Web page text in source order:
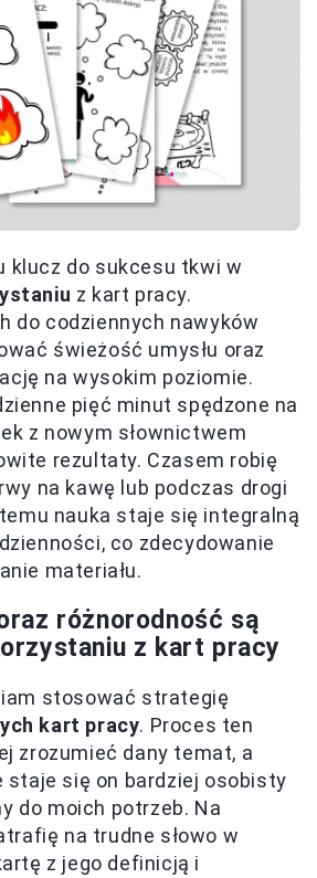
klucz do sukcesu tkwi w
z kart pracy.
do codziennych nawyków
świeżość umysłu oraz
na wysokim poziomie.
pięć minut spędzone na
z nowym słownictwem
rezultaty. Czasem robię
na kawę lub podczas drogi
temu nauka staje się integralną
co zdecydowanie
materiału.
różnorodność są
z kart pracy
stosować strategię
kart pracy. Proces ten
zrozumieć dany temat, a
staje się on bardziej osobisty
do moich potrzeb. Na
na trudne słowo w
z jego definicją i